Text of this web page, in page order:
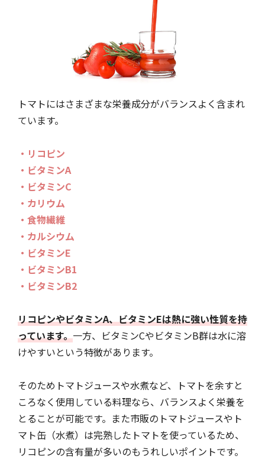
トマトにはさまざまな栄養成分がバランスよく含まれ
ています。
・リコピン
・ビタミンA
・ビタミンC
・カリウム
・食物繊維
・カルシウム
・ビタミンE
・ビタミンB1
・ビタミンB2
リコピンやビタミンA、ビタミンEは熱に強い性質を持
っています。一方、ビタミンCやビタミンB群は水に溶
けやすいという特徴があります。
そのためトマトジュースや水煮など、トマトを余すと
ころなく使用している料理なら、バランスよく栄養を
とることが可能です。また市販のトマトジュースやト
マト缶（水煮）は完熟したトマトを使っているため、
リコピンの含有量が多いのもうれしいポイントです。